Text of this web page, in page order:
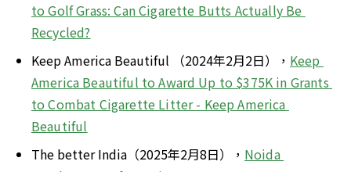
to Golf Grass: Can Cigarette Butts Actually Be
Recycled?
Keep America Beautiful （2024年2月2日）， Keep
America Beautiful to Award Up to $375K in Grants
to Combat Cigarette Litter - Keep America
Beautiful
The better India（2025年2月8日）， Noida